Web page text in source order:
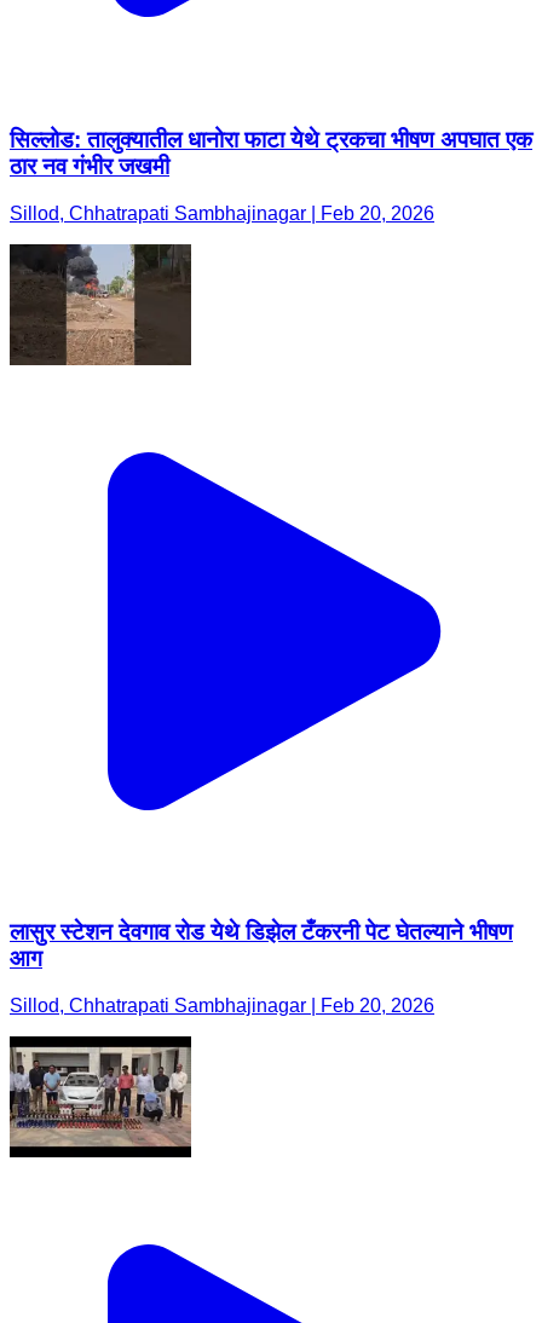
सिल्लोड: तालुक्यातील धानोरा फाटा येथे ट्रकचा भीषण अपघात एक
ठार नव गंभीर जखमी
Sillod, Chhatrapati Sambhajinagar | Feb 20, 2026
लासुर स्टेशन देवगाव रोड येथे डिझेल टँकरनी पेट घेतल्याने भीषण
आग
Sillod, Chhatrapati Sambhajinagar | Feb 20, 2026